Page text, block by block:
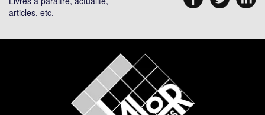
articles, etc.